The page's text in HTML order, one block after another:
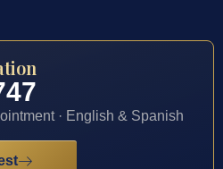
· English & Spanish